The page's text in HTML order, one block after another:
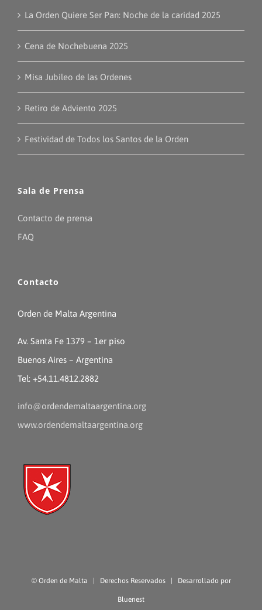
La Orden Quiere Ser Pan: Noche de la caridad 2025
Cena de Nochebuena 2025
Misa Jubileo de las Ordenes
Retiro de Adviento 2025
Festividad de Todos los Santos de la Orden
Sala de Prensa
Contacto de prensa
FAQ
Contacto
Orden de Malta Argentina
Av. Santa Fe 1379 – 1er piso
Buenos Aires – Argentina
Tel: +54.11.4812.2882
info@ordendemaltaargentina.org
www.ordendemaltaargentina.org
© Orden de Malta | Derechos Reservados | Desarrollado por
Bluenest